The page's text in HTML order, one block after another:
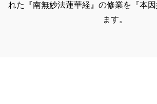
れた『南無妙法蓮華経』の修業を『本
ます。